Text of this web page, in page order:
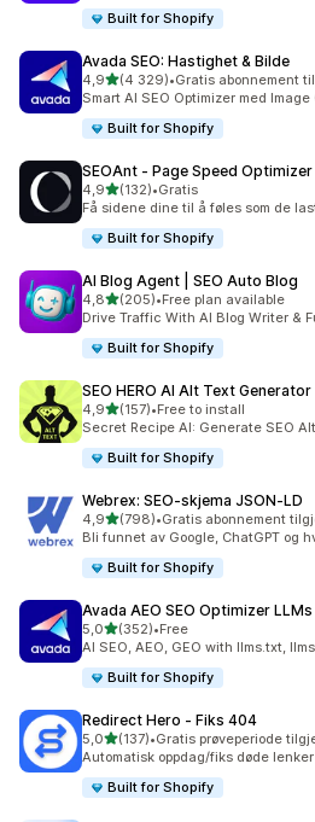
Built for Shopify
Avada SEO: Hastighet & Bilde
4,9av 5 stjerner
(4 329)
Totalt 4329 omtaler
•Gratis abonnement
Smart AI SEO Optimizer med
Built for Shopify
SEOAnt ‑ Page Speed Optimizer
4,9av 5 stjerner
(132)
Totalt 132 omtaler
•Gratis
Få sidene dine til å føles som de
Built for Shopify
AI Blog Agent | SEO Auto Blog
4,8av 5 stjerner
(205)
Totalt 205 omtaler
•Free plan available
Drive Traffic With AI Blog Writer &
Built for Shopify
SEO HERO AI Alt Text Generator
4,9av 5 stjerner
(157)
Totalt 157 omtaler
•Free to install
Secret Recipe AI: Generate SEO
Built for Shopify
Webrex: SEO‑skjema JSON‑LD
4,9av 5 stjerner
(798)
Totalt 798 omtaler
•Gratis abonnement
Bli funnet av Google, ChatGPT og
Built for Shopify
Avada AEO SEO Optimizer LLMs
5,0av 5 stjerner
(352)
Totalt 352 omtaler
•Free
AI SEO, AEO, GEO with llms.txt,
Built for Shopify
Redirect Hero ‑ Fiks 404
5,0av 5 stjerner
(137)
Totalt 137 omtaler
•Gratis prøveperiode
Automatisk oppdag/fiks døde lenker
Built for Shopify